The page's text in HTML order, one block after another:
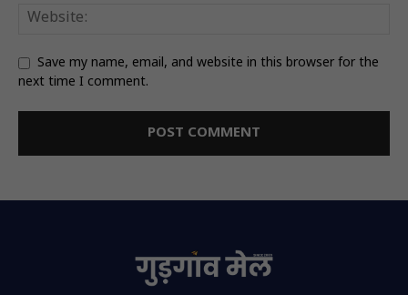
Save my name, email, and website in this browser for the
next time I comment.